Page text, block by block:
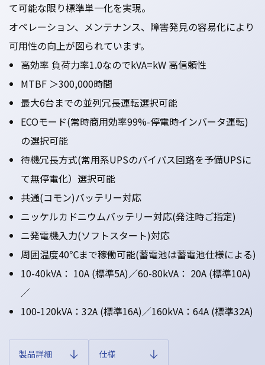
て可能な限り標準単一化を実現。
オペレーション、メンテナンス、障害発見の容易化により
可用性の向上が図られています。
高効率 負荷力率1.0なのでkVA=kW 高信頼性
MTBF ＞300,000時間
最大6台までの並列冗長運転選択可能
ECOモード(常時商用効率99%-停電時インバータ運転)
の選択可能
待機冗長方式(常用系UPSのバイパス回路を予備UPSに
て無停電化）選択可能
共通(コモン)バッテリー対応
ニッケルカドニウムバッテリー対応(発注時ご指定)
ニ発電機入力(ソフトスタート)対応
周囲温度40℃まで稼働可能(蓄電池は蓄電池仕様による)
10-40kVA： 10A (標準5A)／60-80kVA： 20A (標準10A)
／
100-120kVA：32A (標準16A)／160kVA：64A (標準32A)
製品詳細 仕様